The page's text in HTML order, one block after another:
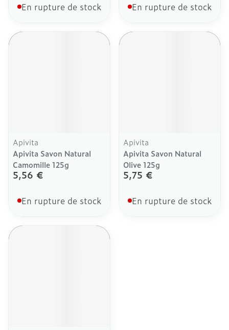
En rupture de stock En rupture de stock
Apivita
Apivita Savon Natural
Camomille 125g
5,56 €
En rupture de stock
Apivita
Apivita Savon Natural
Olive 125g
5,75 €
En rupture de stock